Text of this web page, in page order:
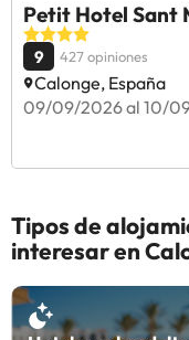
Petit Hotel Sant
9 427 opiniones
Calonge, España
09/09/2026 al 10/
Tipos de
interesar en